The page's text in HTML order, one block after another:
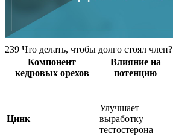
239 Что делать, чтобы долго стоял член?
Компонент
кедровых орехов
Влияние на
потенцию
Цинк
Улучшает
выработку
тестостерона